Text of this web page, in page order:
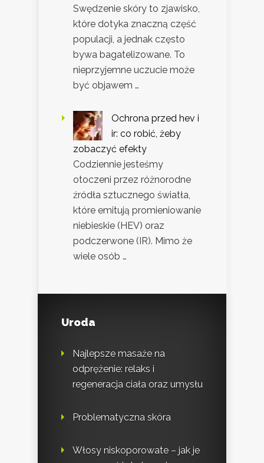
Swędzenie skóry to zjawisko,
które dotyka znaczną część
populacji, a jednak często
bywa bagatelizowane. To
nieprzyjemne uczucie może
być objawem …
Ochrona przed hev i
ir: co robić, żeby
zobaczyć efekty
Codziennie jesteśmy
otoczeni przez różnorodne
źródła sztucznego światła,
które emitują promieniowanie
niebieskie (HEV) oraz
podczerwone (IR). Mimo że
wiele osób …
Uroda
Najlepsze masaże na
odprężenie: relaks i
regeneracja ciała oraz umysłu
Problematyczna skóra
Włosy niskoporowate – jak je